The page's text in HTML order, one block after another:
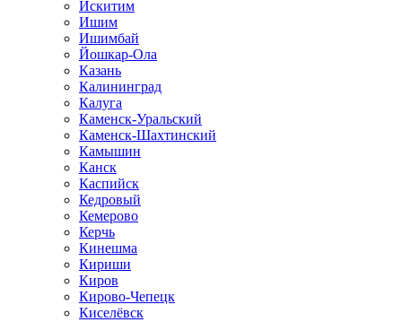
Искитим
Ишим
Ишимбай
Йошкар-Ола
Казань
Калининград
Калуга
Каменск-Уральский
Каменск-Шахтинский
Камышин
Канск
Каспийск
Кедровый
Кемерово
Керчь
Кинешма
Кириши
Киров
Кирово-Чепецк
Киселёвск